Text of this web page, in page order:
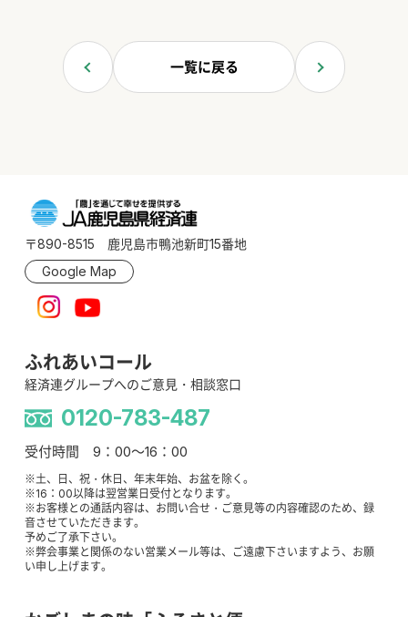
一覧に戻る
〒890-8515 鹿児島市鴨池新町15番地
Google Map
ふれあいコール
経済連グループへのご意見・相談窓口
0120-783-487
受付時間 9：00～16：00
※土、日、祝・休日、年末年始、お盆を除く。
※16：00以降は翌営業日受付となります。
※お客様との通話内容は、お問い合せ・ご意見等の内容確認のため、録
音させていただきます。
予めご了承下さい。
※弊会事業と関係のない営業メール等は、ご遠慮下さいますよう、お願
い申し上げます。